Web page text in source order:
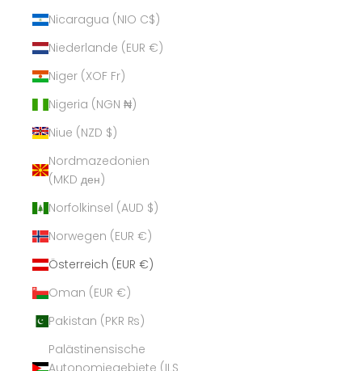
Nicaragua (NIO C$)
Niederlande (EUR €)
Niger (XOF Fr)
Nigeria (NGN ₦)
Niue (NZD $)
Nordmazedonien
(MKD ден)
Norfolkinsel (AUD $)
Norwegen (EUR €)
Österreich (EUR €)
Oman (EUR €)
Pakistan (PKR ₨)
Palästinensische
Autonomiegebiete (ILS